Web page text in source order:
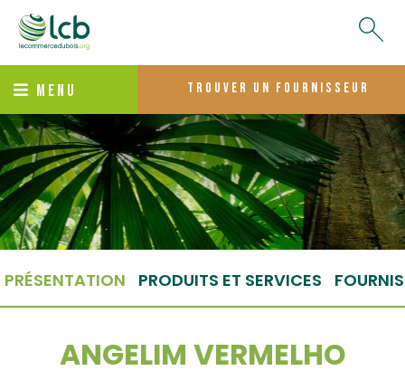
MENU trouver un fournisseur
PRÉSENTATION PRODUITS ET SERVICES
ANGELIM VERMELHO